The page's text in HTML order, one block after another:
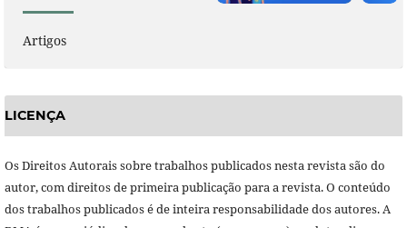
Artigos
LICENÇA
Os Direitos Autorais sobre trabalhos publicados nesta revista são do
autor, com direitos de primeira publicação para a revista. O conteúdo
dos trabalhos publicados é de inteira responsabilidade dos autores. A